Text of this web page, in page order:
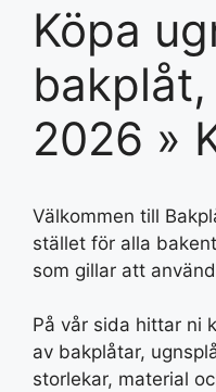
Köpa
2026 »
Välkommen till
stället för alla
som gillar att
På vår sida hittar ni
av bakplåtar,
storlekar, material